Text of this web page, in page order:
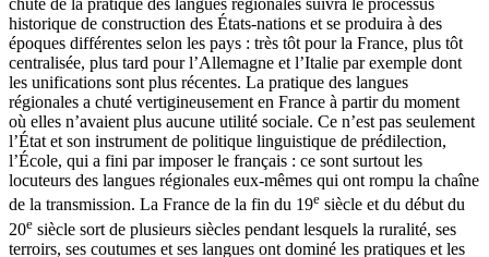
chute de la pratique des langues régionales suivra le processus
historique de construction des États-nations et se produira à des
époques différentes selon les pays : très tôt pour la France, plus tôt
centralisée, plus tard pour l’Allemagne et l’Italie par exemple dont
les unifications sont plus récentes. La pratique des langues
régionales a chuté vertigineusement en France à partir du moment
où elles n’avaient plus aucune utilité sociale. Ce n’est pas seulement
l’État et son instrument de politique linguistique de prédilection,
l’École, qui a fini par imposer le français : ce sont surtout les
locuteurs des langues régionales eux-mêmes qui ont rompu la chaîne
de la transmission. La France de la fin du 19e siècle et du début du
20e siècle sort de plusieurs siècles pendant lesquels la ruralité, ses
terroirs, ses coutumes et ses langues ont dominé les pratiques et les